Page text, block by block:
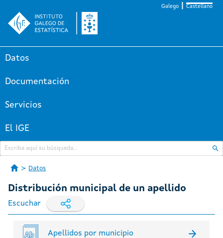
Galego Castellano
Datos
Documentación
Servicios
El IGE
Datos
Distribución municipal de un apellido
Escuchar
Apellidos por municipio